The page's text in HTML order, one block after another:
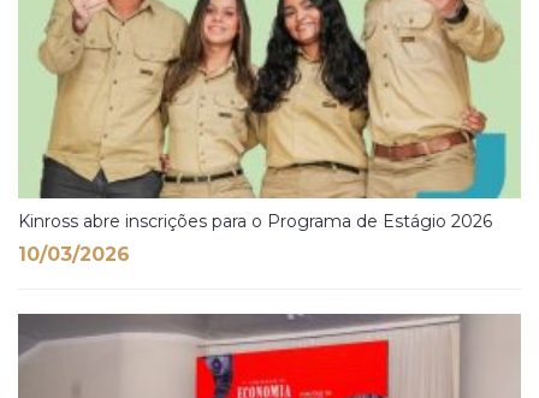
Kinross abre inscrições para o Programa de Estágio 2026
10/03/2026